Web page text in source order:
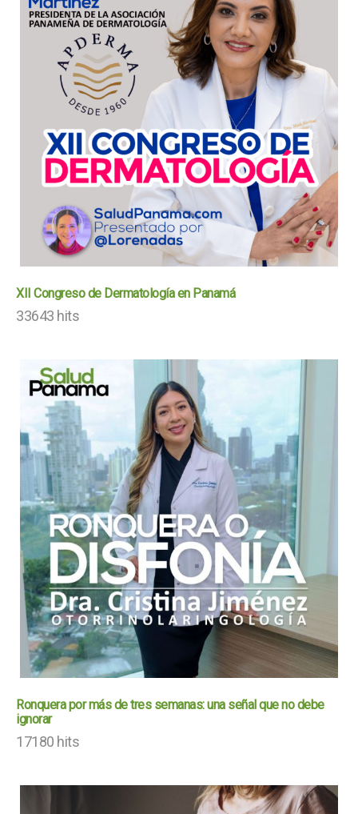
XII Congreso de Dermatología en Panamá
33643 hits
Ronquera por más de tres semanas: una señal que no debe
ignorar
17180 hits